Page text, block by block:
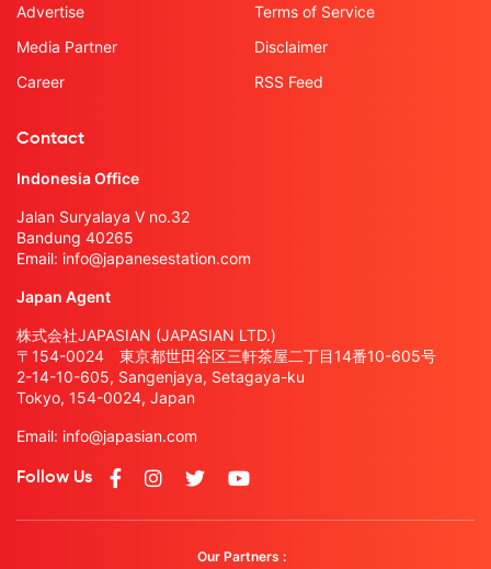
Advertise
Media Partner
Career
Terms of Service
Disclaimer
RSS Feed
Contact
Indonesia Office
Jalan Suryalaya V no.32
Bandung 40265
Email: info@japanesestation.com
Japan Agent
株式会社JAPASIAN (JAPASIAN LTD.)
〒154-0024 東京都世田谷区三軒茶屋二丁目14番10-605号
2-14-10-605, Sangenjaya, Setagaya-ku
Tokyo, 154-0024, Japan
Email: info@japasian.com
Follow Us
Our Partners :